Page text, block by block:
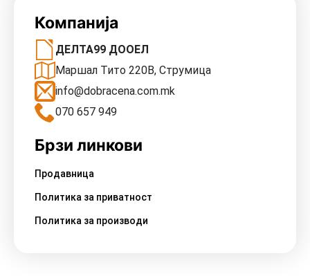
Компанија
ДЕЛТА99 ДООЕЛ
Маршал Тито 220В, Струмица
info@dobracena.com.mk
070 657 949
Брзи линкови
Продавница
Политика за приватност
Политика за производи